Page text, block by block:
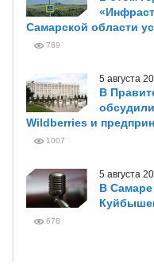
Самарской области
769
5 августа
В
Wildberries и
1007
5 августа
В Самаре
678